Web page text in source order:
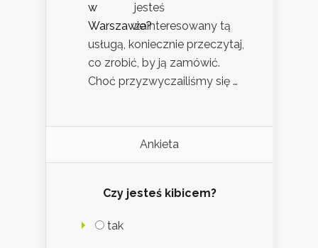
jesteś
zainteresowany tą
usługą, koniecznie przeczytaj,
co zrobić, by ją zamówić.
Choć przyzwyczailiśmy się …
Ankieta
Czy jesteś kibicem?
tak